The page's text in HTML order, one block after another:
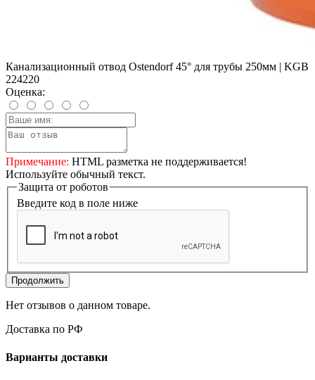
Канализационный отвод Ostendorf 45° для трубы 250мм | KGB
224220
Оценка:
Примечание: HTML разметка не поддерживается!
Используйте обычный текст.
Защита от роботов
Введите код в поле ниже
Продолжить
Нет отзывов о данном товаре.
Доставка по РФ
Варианты доставки